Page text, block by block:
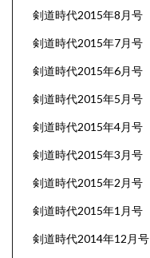
剣道時代2015年8月号
剣道時代2015年7月号
剣道時代2015年6月号
剣道時代2015年5月号
剣道時代2015年4月号
剣道時代2015年3月号
剣道時代2015年2月号
剣道時代2015年1月号
剣道時代2014年12月号